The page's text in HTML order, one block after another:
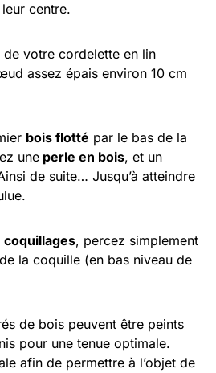
centre.
de votre cordelette en lin
assez épais environ 10 cm
bois flotté par le bas de la
une perle en bois, et un
de suite… Jusqu’à atteindre
coquillages, percez simplement
la coquille (en bas niveau de
de bois peuvent être peints
pour une tenue optimale.
afin de permettre à l’objet de